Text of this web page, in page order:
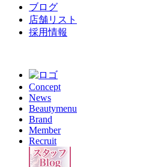
ブログ
店舗リスト
採用情報
Concept
News
Beautymenu
Brand
Member
Recruit